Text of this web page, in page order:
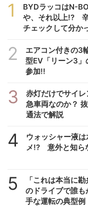
1
BYDラッコはN-
や、それ以上!?
チェックして分か
2
エアコン付きの3
型EV「リーン3」
参加!!
3
赤灯だけでサイ
急車両なのか？
通法で解説
4
ウォッシャー液
メ!? 意外と知ら
5
「これは本当に
のドライブで誰
手な運転の典型例